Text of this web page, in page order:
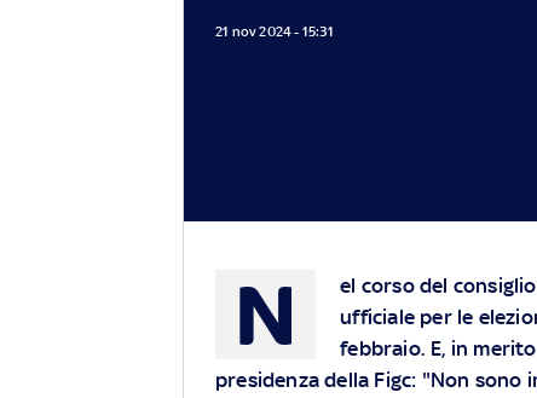
21 nov 2024 - 15:31
N
el corso del
ufficiale per le
febbraio. E, in
presidenza della Figc: "Non